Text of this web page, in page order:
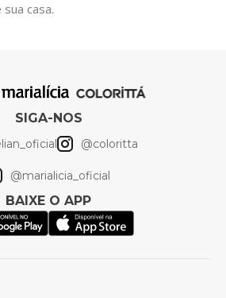
casa.
SIGA-NOS
@coloritta
@marialicia_oficial
BAIXE O APP